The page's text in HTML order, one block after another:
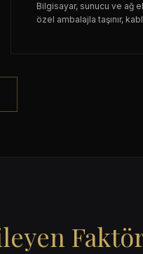
Bilgisayar, sunucu ve ağ
özel ambalajla taşınır,